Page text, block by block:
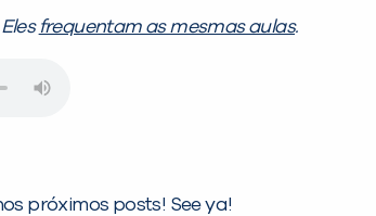
Eles frequentam as mesmas aulas.
próximos posts! See ya!